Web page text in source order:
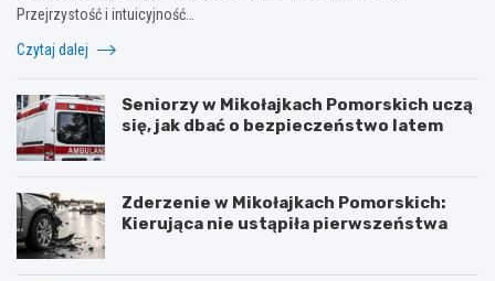
Przejrzystość i intuicyjność…
Czytaj dalej
Seniorzy w Mikołajkach Pomorskich uczą
się, jak dbać o bezpieczeństwo latem
Zderzenie w Mikołajkach Pomorskich:
Kierująca nie ustąpiła pierwszeństwa